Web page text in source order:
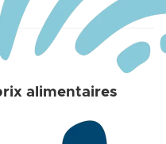
alimentaires